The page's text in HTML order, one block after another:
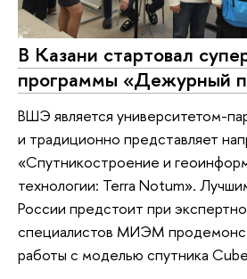
В Казани стартовал
программы «Дежурный
ВШЭ является университетом-
и традиционно представляет
«Спутникостроение и
технологии: Terra Notum».
России предстоит при
специалистов МИЭМ
работы с моделью спутника